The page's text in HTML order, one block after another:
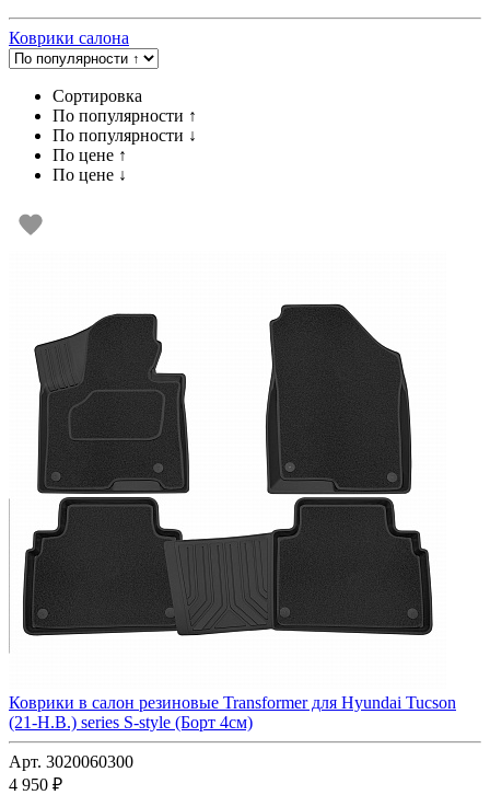
Коврики салона
Сортировка
По популярности ↑
По популярности ↓
По цене ↑
По цене ↓
Коврики в салон резиновые Transformer для Hyundai Tucson
(21-Н.В.) series S-style (Борт 4см)
Арт. 3020060300
4 950 ₽